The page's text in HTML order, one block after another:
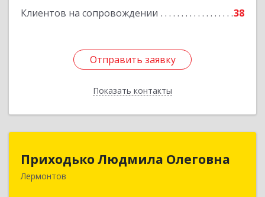
Клиентов на сопровождении 38
Отправить заявку
Показать контакты
Отправить заявку
Назад
Приходько Людмила Олеговна
Лермонтов
357341, Лермонтов г, П.Лумумбы ул, дом №